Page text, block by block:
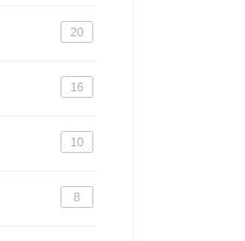
20
16
10
8